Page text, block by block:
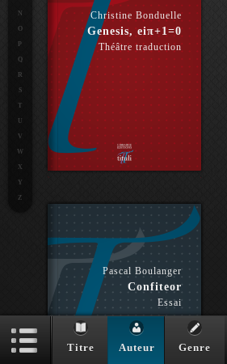
Christine Bonduelle
Genesis, eiπ+1=0
Théâtre traduction
Pascal Boulanger
Confiteor
Essai
N
O
P
Q
R
S
T
U
V
W
X
Y
Z
Titre Auteur Genre